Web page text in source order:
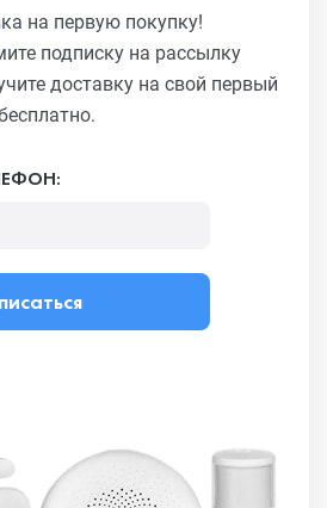
на первую покупку!
подписку на рассылку
доставку на свой первый